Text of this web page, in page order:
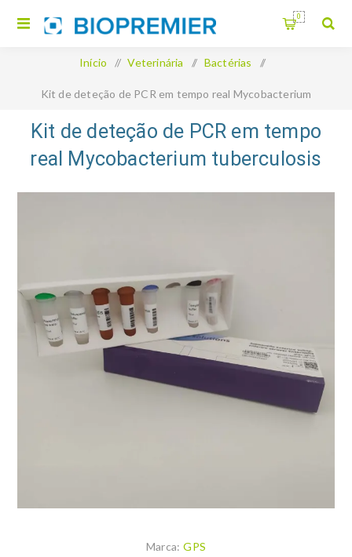
0
Início / Veterinária / Bactérias /
Kit de deteção de PCR em tempo real Mycobacterium
tuberculosis complexo multicópia e monocópia
Kit de deteção de PCR em tempo
real Mycobacterium tuberculosis
complexo multicópia e monocópia
Marca: GPS